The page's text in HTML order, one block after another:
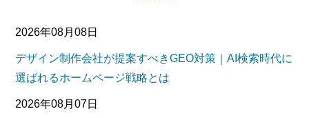
2026年08月08日
デザイン制作会社が提案すべきGEO対策｜AI検索時代に
選ばれるホームページ戦略とは
2026年08月07日